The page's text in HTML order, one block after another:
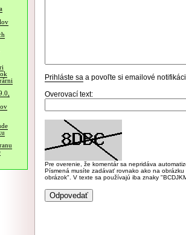
Prihláste sa a povoľte si emailové
Overovací text:
Pre overenie, že komentár sa nepridáva
Písmená musíte zadávať rovnako ako na
obrázok". V texte sa používajú iba znaky